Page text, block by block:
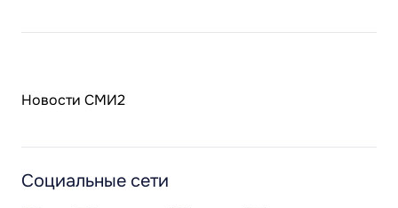
Новости СМИ2
Социальные сети